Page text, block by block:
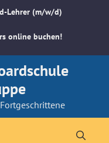
Lehrer (m/w/d)
online buchen!